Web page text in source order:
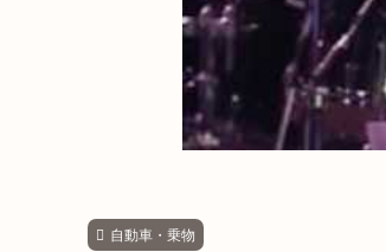
自動車・乗物